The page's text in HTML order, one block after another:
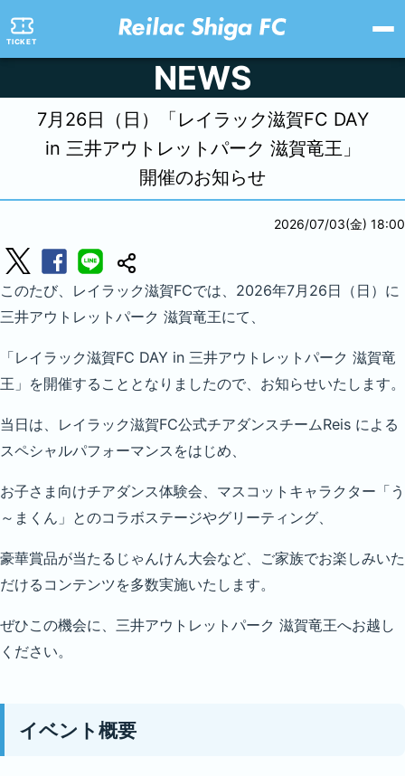
TICKET
NEWS
7月26日（日）「レイラック滋賀FC DAY
in 三井アウトレットパーク 滋賀竜王」
開催のお知らせ
2026/07/03(金) 18:00
このたび、レイラック滋賀FCでは、2026年7月26日（日）に
三井アウトレットパーク 滋賀竜王にて、
「レイラック滋賀FC DAY in 三井アウトレットパーク 滋賀竜
王」を開催することとなりましたので、お知らせいたします。
当日は、レイラック滋賀FC公式チアダンスチームReis による
スペシャルパフォーマンスをはじめ、
お子さま向けチアダンス体験会、マスコットキャラクター「う
～まくん」とのコラボステージやグリーティング、
豪華賞品が当たるじゃんけん大会など、ご家族でお楽しみいた
だけるコンテンツを多数実施いたします。
ぜひこの機会に、三井アウトレットパーク 滋賀竜王へお越し
ください。
イベント概要